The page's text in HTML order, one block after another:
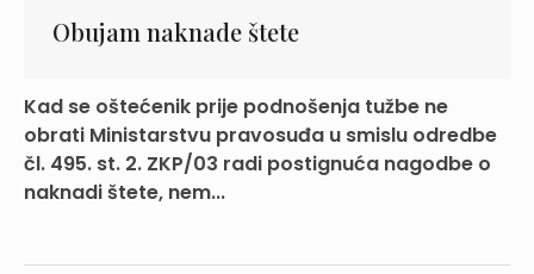
Obujam naknade štete
Kad se oštećenik prije podnošenja tužbe ne
obrati Ministarstvu pravosuđa u smislu odredbe
čl. 495. st. 2. ZKP/03 radi postignuća nagodbe o
naknadi štete, nem...